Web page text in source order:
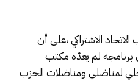
الاشتراكي ،على أن
برنامجه لم يعدّه مكتب
لمناضلي ومناضلات الحزب